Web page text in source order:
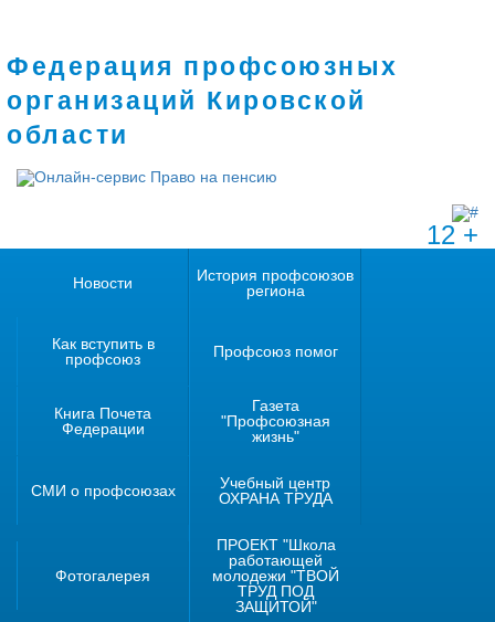
Федерация профсоюзных
организаций Кировской
области
12 +
Новости
История профсоюзов
региона
Как вступить в
профсоюз
Профсоюз помог
Книга Почета
Федерации
Газета
"Профсоюзная
жизнь"
СМИ о профсоюзах
Учебный центр
ОХРАНА ТРУДА
Фотогалерея
ПРОЕКТ "Школа
работающей
молодежи "ТВОЙ
ТРУД ПОД
ЗАЩИТОЙ"